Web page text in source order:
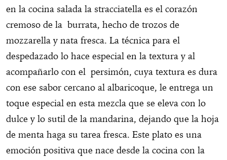
en la cocina salada la stracciatella es el corazón
cremoso de la burrata, hecho de trozos de
mozzarella y nata fresca. La técnica para el
despedazado lo hace especial en la textura y al
acompañarlo con el persimón, cuya textura es dura
con ese sabor cercano al albaricoque, le entrega un
toque especial en esta mezcla que se eleva con lo
dulce y lo sutil de la mandarina, dejando que la hoja
de menta haga su tarea fresca. Este plato es una
emoción positiva que nace desde la cocina con la